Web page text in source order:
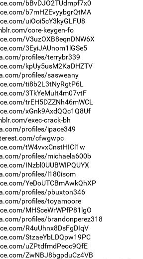
bBvDJO2TUdmpf7x0
b7mHZEvyybgrQtMA
uiOoi5cY3kyGLFU8
core-keygen-fo
V3uzOXB8eqnDNW6X
3EyiJAUnom1lGSe5
profiles/terrybr339
kpUy5usM2KaDHZTV
profiles/sasweany
ti8b2L3tNyRgtP6L
3TkYeMuIt4m07vtF
trEH5DZZNh46mWCL
xGnk9AxdQQc1Q8Uf
exec-crack-bh
profiles/ipace349
cfwgwpc
tW4vvxCnstHICl1w
profiles/michaela600b
INzbl0UUBWIPQUYX
profiles/l180isom
YeDoUTCBmAwkQhXP
profiles/pbuxton346
profiles/toyamoore
MHSceWrWPfP81lgO
profiles/brandonperez318
R4uUhnx8DsFgDIqV
StzaeYbLDQpw19PC
uZPtdfmdPeoc9QfE
ZwNBJ8bgpduCz4VB